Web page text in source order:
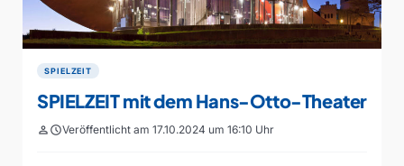
SPIELZEIT
SPIELZEIT mit dem Hans-Otto-Theater
personscheduleVeröffentlicht am 17.10.2024 um 16:10 Uhr